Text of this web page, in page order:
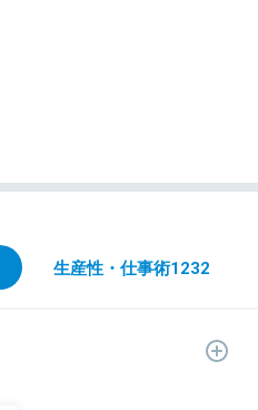
生産性・仕事術1232